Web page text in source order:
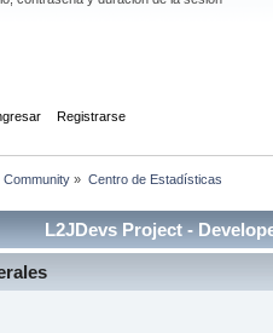
Registrarse
» Centro de Estadísticas
L2JDevs Project -